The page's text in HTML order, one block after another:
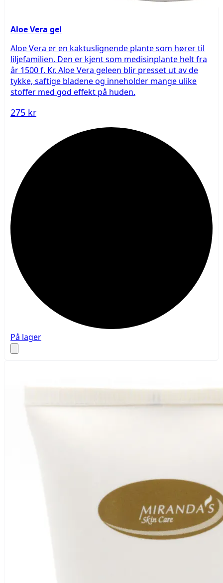
Aloe Vera gel
Aloe Vera er en kaktuslignende plante som hører til
liljefamilien. Den er kjent som medisinplante helt fra
år 1500 f. Kr. Aloe Vera geleen blir presset ut av de
tykke, saftige bladene og inneholder mange ulike
stoffer med god effekt på huden.
275 kr
På lager